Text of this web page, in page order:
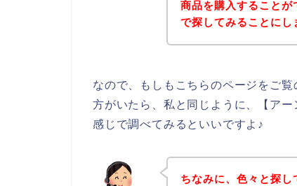
商品を購入すること
で探してみることにし
なので、もしもこちらのページをご
方がいたら、私と同じように、【ア
感じで調べてみるといいですよ♪
ちなみに、色々と探し